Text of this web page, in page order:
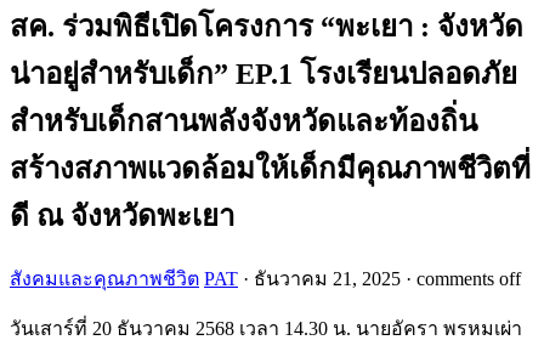
สค. ร่วมพิธีเปิดโครงการ “พะเยา : จังหวัด
น่าอยู่สำหรับเด็ก” EP.1 โรงเรียนปลอดภัย
สำหรับเด็กสานพลังจังหวัดและท้องถิ่น
สร้างสภาพแวดล้อมให้เด็กมีคุณภาพชีวิตที่
ดี ณ จังหวัดพะเยา
สังคมและคุณภาพชีวิต PAT · ธันวาคม 21, 2025 · comments off
วันเสาร์ที่ 20 ธันวาคม 2568 เวลา 14.30 น. นายอัครา พรหมเผ่า